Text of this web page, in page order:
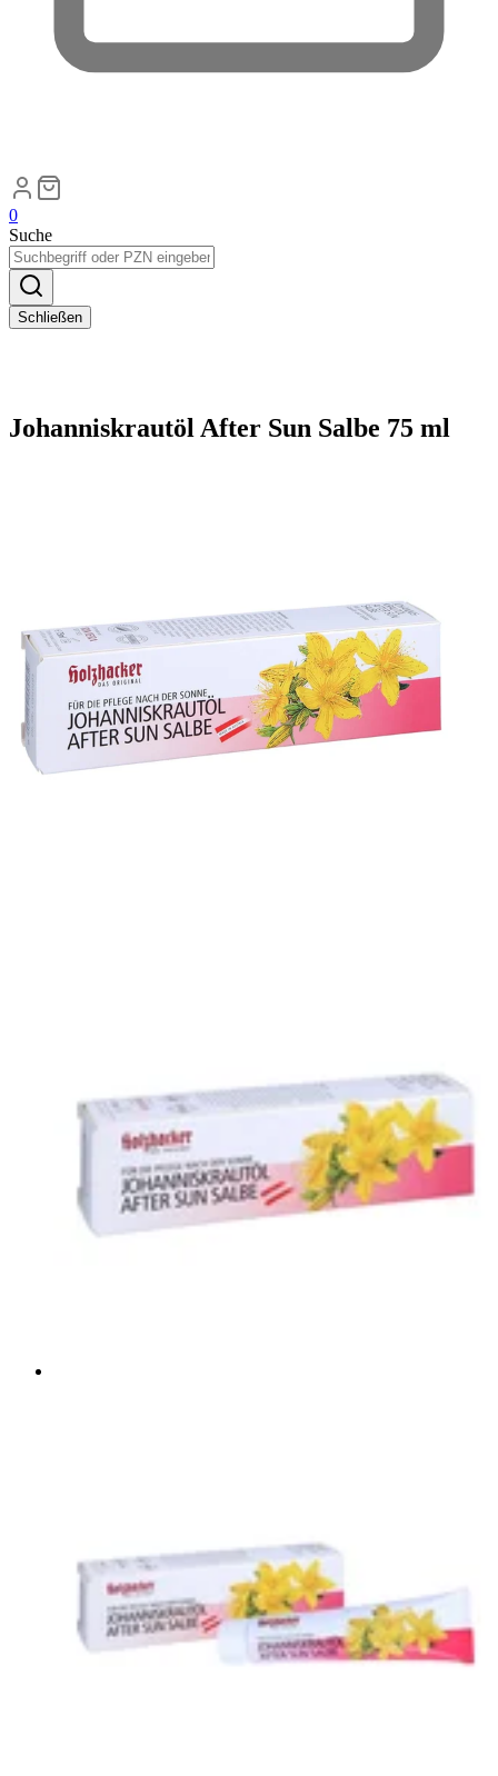
0
Suche
Schließen
Johanniskrautöl After Sun Salbe 75 ml